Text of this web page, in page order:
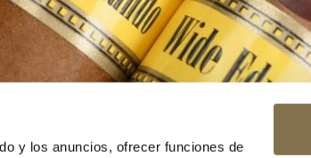
y los anuncios, ofrecer funciones de